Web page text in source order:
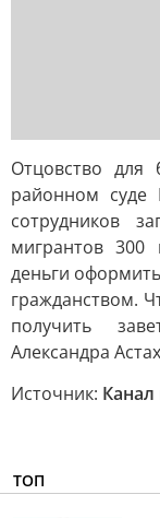
Отцовство для
районном суде
сотрудников
мигрантов 300
деньги
гражданством.
получить
Александра
Источник:
ТОП